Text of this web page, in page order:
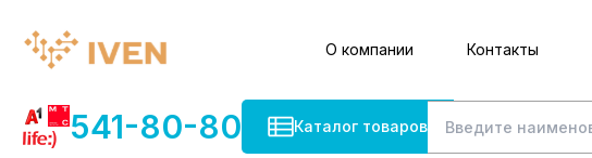
О компании Контакты
541-80-80 Каталог товаров